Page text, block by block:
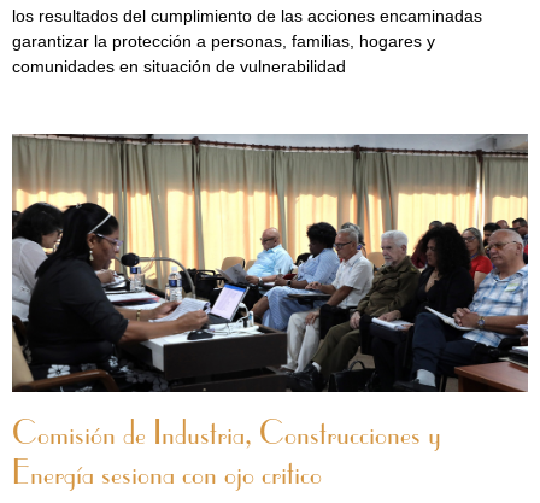
los resultados del cumplimiento de las acciones encaminadas
garantizar la protección a personas, familias, hogares y
comunidades en situación de vulnerabilidad
Comisión de Industria, Construcciones y
Energía sesiona con ojo critico